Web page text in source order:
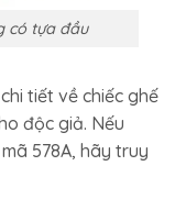
có tựa đầu
tiết về chiếc ghế
độc giả. Nếu
578A, hãy truy